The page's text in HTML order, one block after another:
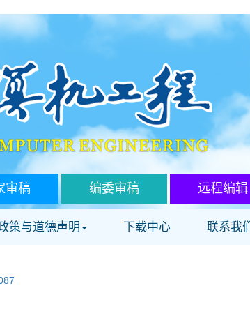
审稿 编委审稿 远程编辑
策与道德声明 下载中心 联系我们